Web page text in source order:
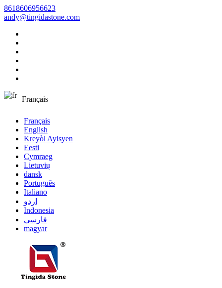
8618606956623
andy@tingidastone.com
Français
Français
English
Kreyòl Ayisyen
Eesti
Cymraeg
Lietuvių
dansk
Português
Italiano
اردو
Indonesia
فارسی
magyar